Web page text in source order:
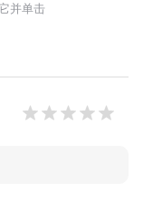
并单击